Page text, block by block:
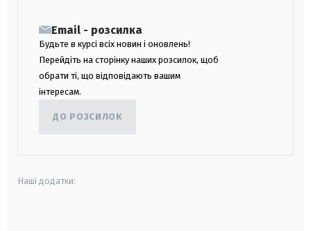
Email - розсилка
Будьте в курсі всіх новин і оновлень!
Перейдіть на сторінку наших розсилок, щоб
обрати ті, що відповідають вашим
інтересам.
ДО РОЗСИЛОК
Наші додатки: